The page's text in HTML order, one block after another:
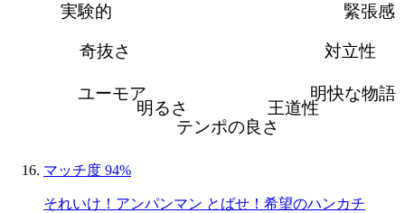
緊張感
対立性
明快な物語
王道性
テンポの良さ
明るさ
ユーモア
奇抜さ
実験的
マッチ度 94%
それいけ！アンパンマン とばせ！希望のハンカチ